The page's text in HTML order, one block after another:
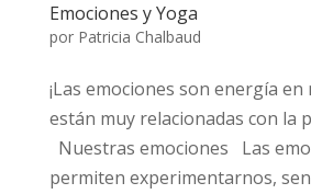
Emociones y Yoga
por Patricia Chalbaud
¡Las emociones son energía
están muy relacionadas con la
Nuestras emociones Las
permiten experimentarnos,